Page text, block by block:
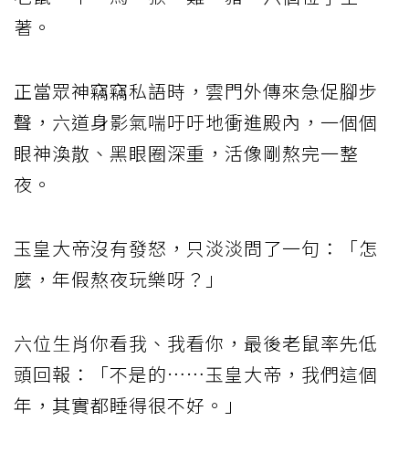
著。
正當眾神竊竊私語時，雲門外傳來急促腳步
聲，六道身影氣喘吁吁地衝進殿內，一個個
眼神渙散、黑眼圈深重，活像剛熬完一整
夜。
玉皇大帝沒有發怒，只淡淡問了一句：「怎
麼，年假熬夜玩樂呀？」
六位生肖你看我、我看你，最後老鼠率先低
頭回報：「不是的……玉皇大帝，我們這個
年，其實都睡得很不好。」